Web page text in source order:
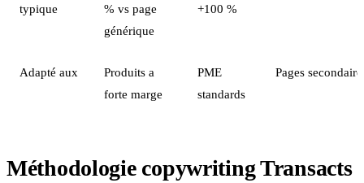
typique
% vs page
générique
+100 %
Adapté aux
Produits a
forte marge
PME
standards
Pages
Méthodologie copywriting Transacts